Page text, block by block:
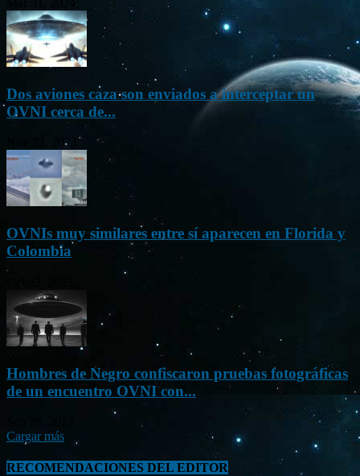
Mar 31, 2024
Dos aviones caza son enviados a interceptar un
OVNI cerca de...
Nov 22, 2023
OVNIs muy similares entre sí aparecen en Florida y
Colombia
Hombres de Negro confiscaron pruebas fotográficas
de un encuentro OVNI con...
Cargar más
RECOMENDACIONES DEL EDITOR